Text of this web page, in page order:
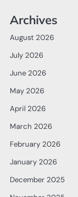
Archives
August 2026
July 2026
June 2026
May 2026
April 2026
March 2026
February 2026
January 2026
December 2025